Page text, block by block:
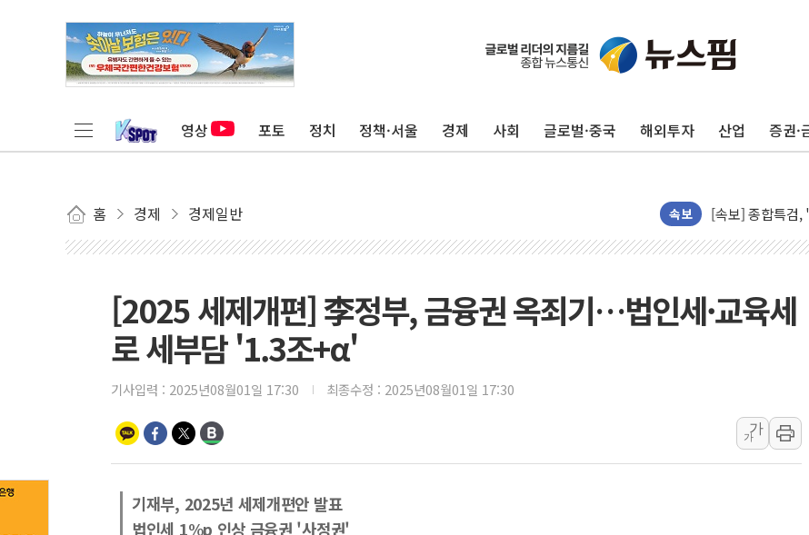
영상 포토 정치 정책·서울 경제 사회 글로벌·중국 해외투자 산업 증권·
홈 경제 경제일반 속보
창호 교체하다
[속보] 종합특검,
日, 4~6월 105조
오렌지플래닛
경찰, '300억대
"취약계층에 더
美·日 환율공조
[2025 세제개편] 李정부, 금융권 옥죄기…법인세·교육세
로 세부담 '1.3조+α'
기사입력 : 2025년08월01일 17:30 최종수정 : 2025년08월01일 17:30
가
가
기재부, 2025년 세제개편안 발표
법인세 1%p 인상 금융권 '사정권'